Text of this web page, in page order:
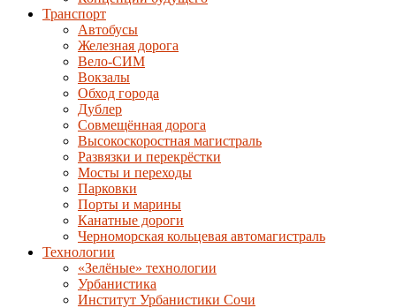
Транспорт
Автобусы
Железная дорога
Вело-СИМ
Вокзалы
Обход города
Дублер
Совмещённая дорога
Высокоскоростная магистраль
Развязки и перекрёстки
Мосты и переходы
Парковки
Порты и марины
Канатные дороги
Черноморская кольцевая автомагистраль
Технологии
«Зелёные» технологии
Урбанистика
Институт Урбанистики Сочи